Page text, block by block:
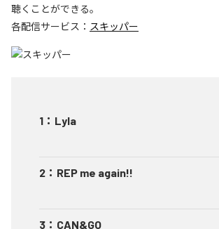
聴くことができる。
各配信サービス： スキッパー
1 ： Lyla
2 ： REP me again!!
3 ： CAN&GO